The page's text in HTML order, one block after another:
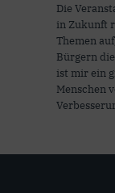
Die
in Zukunft
Themen
Bürgern
ist mir ein
Menschen